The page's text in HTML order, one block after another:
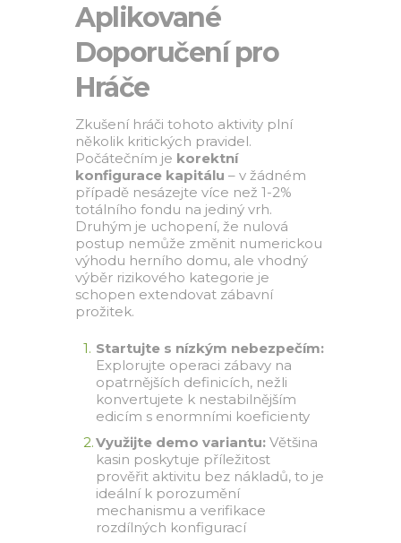
Aplikované
Doporučení pro
Hráče
Zkušení hráči tohoto aktivity plní
několik kritických pravidel.
Počátečním je korektní
konfigurace kapitálu – v žádném
případě nesázejte více než 1-2%
totálního fondu na jediný vrh.
Druhým je uchopení, že nulová
postup nemůže změnit numerickou
výhodu herního domu, ale vhodný
výběr rizikového kategorie je
schopen extendovat zábavní
prožitek.
Startujte s nízkým nebezpečím:
Explorujte operaci zábavy na
opatrnějších definicích, nežli
konvertujete k nestabilnějším
edicím s enormními koeficienty
Využijte demo variantu:Většina
kasin poskytuje příležitost
prověřit aktivitu bez nákladů, to je
ideální k porozumění
mechanismu a verifikace
rozdílných konfigurací